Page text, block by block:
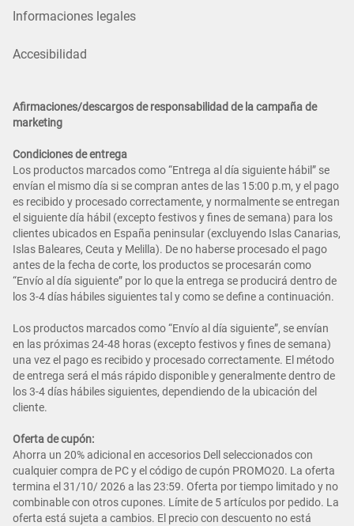
Informaciones legales
Accesibilidad
Afirmaciones/descargos de responsabilidad de la campaña de
marketing
Condiciones de entrega
Los productos marcados como “Entrega al día siguiente hábil” se
envían el mismo día si se compran antes de las 15:00 p.m, y el pago
es recibido y procesado correctamente, y normalmente se entregan
el siguiente día hábil (excepto festivos y fines de semana) para los
clientes ubicados en España peninsular (excluyendo Islas Canarias,
Islas Baleares, Ceuta y Melilla). De no haberse procesado el pago
antes de la fecha de corte, los productos se procesarán como
“Envío al día siguiente” por lo que la entrega se producirá dentro de
los 3-4 días hábiles siguientes tal y como se define a continuación.
Los productos marcados como “Envío al día siguiente”, se envían
en las próximas 24-48 horas (excepto festivos y fines de semana)
una vez el pago es recibido y procesado correctamente. El método
de entrega será el más rápido disponible y generalmente dentro de
los 3-4 días hábiles siguientes, dependiendo de la ubicación del
cliente.
Oferta de cupón:
Ahorra un 20% adicional en accesorios Dell seleccionados con
cualquier compra de PC y el código de cupón PROMO20. La oferta
termina el 31/10/ 2026 a las 23:59. Oferta por tiempo limitado y no
combinable con otros cupones. Límite de 5 artículos por pedido. La
oferta está sujeta a cambios. El precio con descuento no está